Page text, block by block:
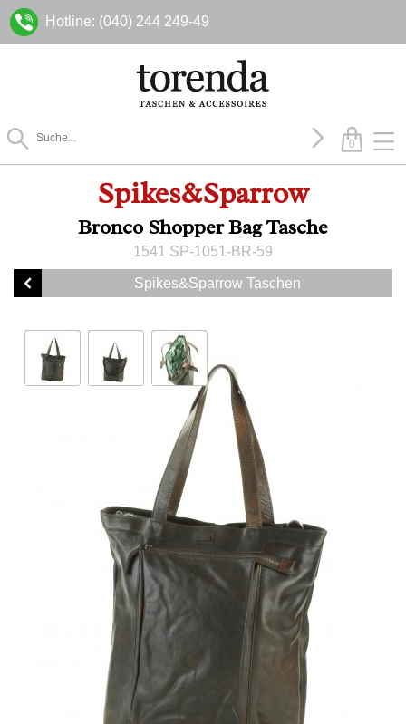
Hotline: (040) 244 249-49
0
Spikes&Sparrow
Bronco Shopper Bag Tasche
1541 SP-1051-BR-59
Spikes&Sparrow Taschen